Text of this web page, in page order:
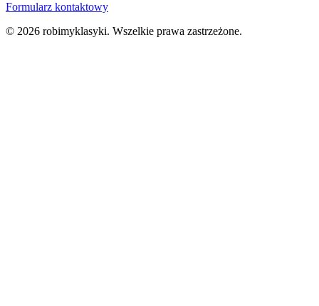
Formularz kontaktowy
© 2026 robimyklasyki. Wszelkie prawa zastrzeżone.